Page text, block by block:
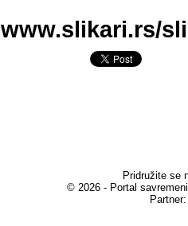
www.slikari.rs/
Pridružite se
© 2026 - Portal